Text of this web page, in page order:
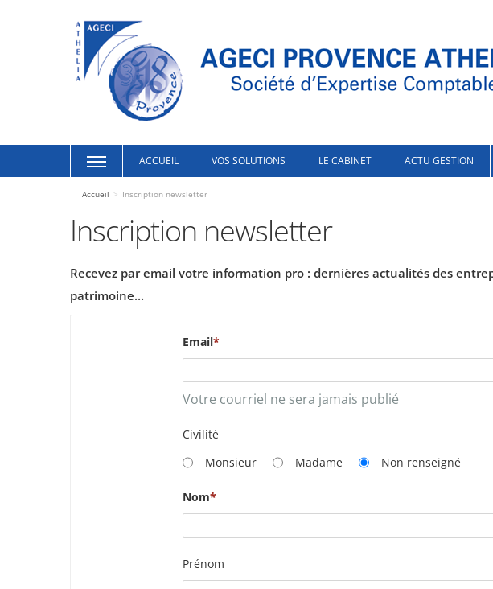
ACCUEIL VOS SOLUTIONS LE CABINET ACTU GESTION
Accueil > Inscription newsletter
Inscription newsletter
Recevez par email votre information pro : dernières actualités des
patrimoine...
Email
Votre courriel ne sera jamais publié
Civilité
Monsieur
Madame Non renseigné
Nom
Prénom